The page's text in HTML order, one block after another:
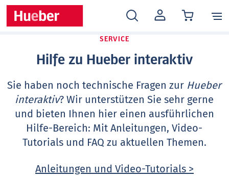
MEIN
KONTO
SERVICE
Hilfe zu Hueber interaktiv
Sie haben noch technische Fragen zur Hueber
interaktiv? Wir unterstützen Sie sehr gerne
und bieten Ihnen hier einen ausführlichen
Hilfe-Bereich: Mit Anleitungen, Video-
Tutorials und FAQ zu aktuellen Themen.
Anleitungen und Video-Tutorials >